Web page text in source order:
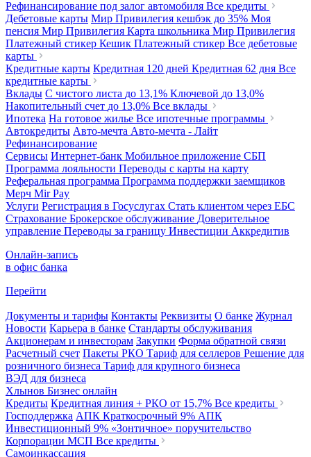
Рефинансирование под залог автомобиля Все кредиты
Дебетовые карты Мир Привилегия кешбэк до 35% Моя
пенсия Мир Привилегия Карта школьника Мир Привилегия
Платежный стикер Кешик Платежный стикер Все дебетовые
карты
Кредитные карты Кредитная 120 дней Кредитная 62 дня Все
кредитные карты
Вклады С чистого листа до 13,1% Ключевой до 13,0%
Накопительный счет до 13,0% Все вклады
Ипотека На готовое жилье Все ипотечные программы
Автокредиты Авто-мечта Авто-мечта - Лайт
Рефинансирование
Сервисы Интернет-банк Мобильное приложение СБП
Программа лояльности Переводы с карты на карту
Реферальная программа Программа поддержки заемщиков
Мерч Mir Pay
Услуги Регистрация в Госуслугах Стать клиентом через ЕБС
Страхование Брокерское обслуживание Доверительное
управление Переводы за границу Инвестиции Аккредитив
Онлайн-запись
в офис банка
Перейти
Документы и тарифы Контакты Реквизиты О банке Журнал
Новости Карьера в банке Стандарты обслуживания
Акционерам и инвесторам Закупки Форма обратной связи
Расчетный счет Пакеты РКО Тариф для селлеров Решение для
розничного бизнеса Тариф для крупного бизнеса
ВЭД для бизнеса
Хлынов Бизнес онлайн
Кредиты Кредитная линия + РКО от 15,7% Все кредиты
Господдержка АПК Краткосрочный 9% АПК
Инвестиционный 9% «Зонтичное» поручительство
Корпорации МСП Все кредиты
Самоинкассация